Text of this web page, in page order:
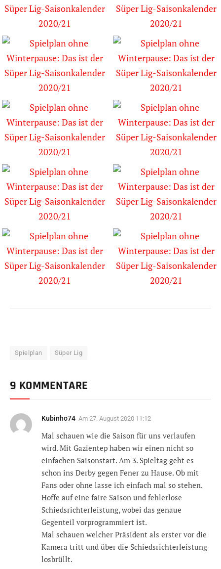
Spielplan Süper Lig
9 KOMMENTARE
Kubinho74 Am 27. August 2020 11:12
Mal schauen wie die Saison für uns verlaufen
wird. Mit Gazientep haben wir einen nicht so
einfachen Saisonstart. Am 3. Spieltag geht es
schon ins Derby gegen Fener zu Hause. Ob mit
Fans oder ohne lasse ich einfach mal so stehen.
Hoffe auf eine faire Saison und fehlerlose
Schiedsrichterleistung, wobei das genaue
Gegenteil vorprogrammiert ist.
Mal schauen welcher Präsident als erster vor die
Kamera tritt und über die Schiedsrichterleistung
losbrüllt.